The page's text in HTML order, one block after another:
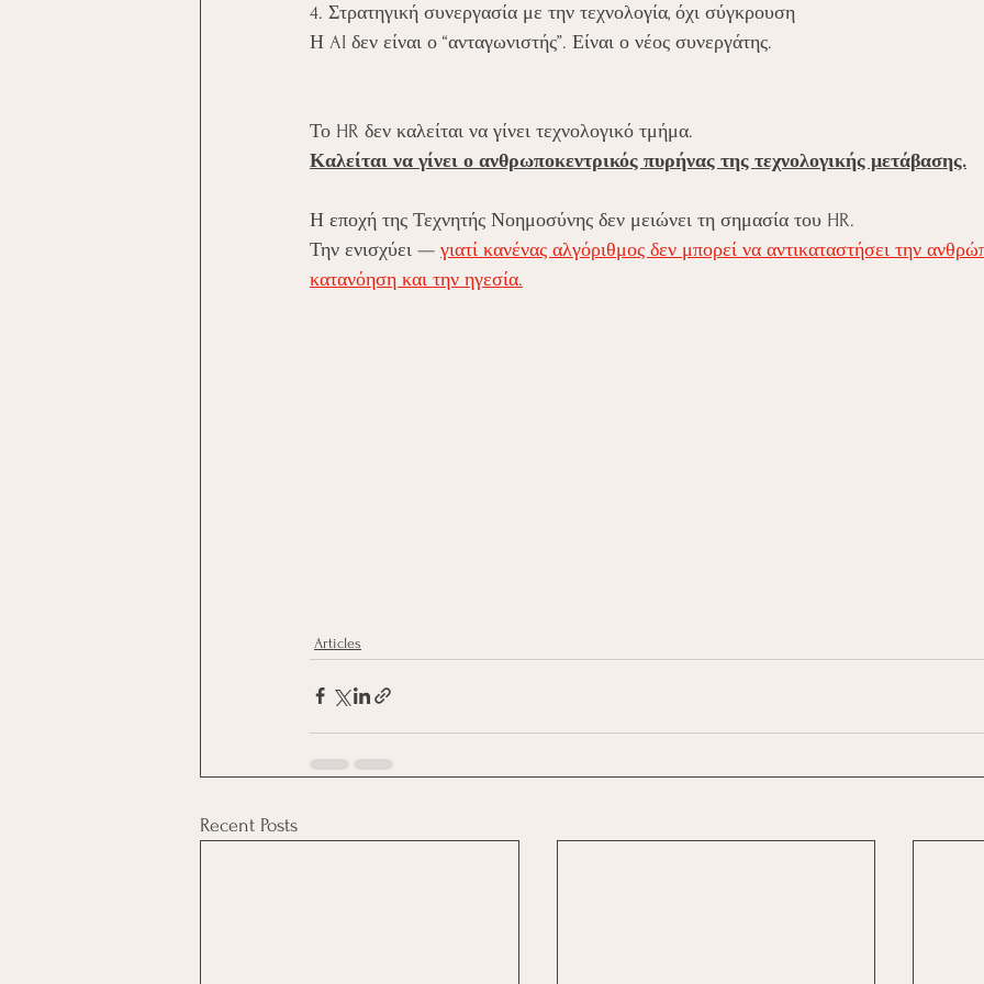
4. Στρατηγική συνεργασία με την τεχνολογία, όχι σύγκρουση
Η AI δεν είναι ο “ανταγωνιστής”. Είναι ο νέος συνεργάτης.
Το HR δεν καλείται να γίνει τεχνολογικό τμήμα.
Καλείται να γίνει ο ανθρωποκεντρικός πυρήνας της τεχνολογικής μετάβασης.
Η εποχή της Τεχνητής Νοημοσύνης δεν μειώνει τη σημασία του HR.
Την ενισχύει — γιατί κανένας αλγόριθμος δεν μπορεί να αντικαταστήσει την
κατανόηση και την ηγεσία.
Articles
Recent Posts